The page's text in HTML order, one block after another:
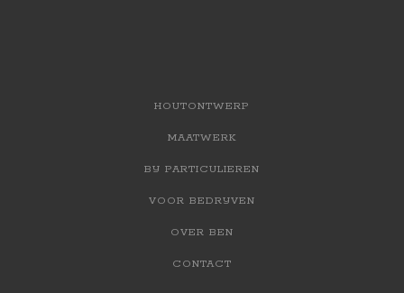
HOUTONTWERP
MAATWERK
BIJ PARTICULIEREN
VOOR BEDRIJVEN
OVER BEN
CONTACT